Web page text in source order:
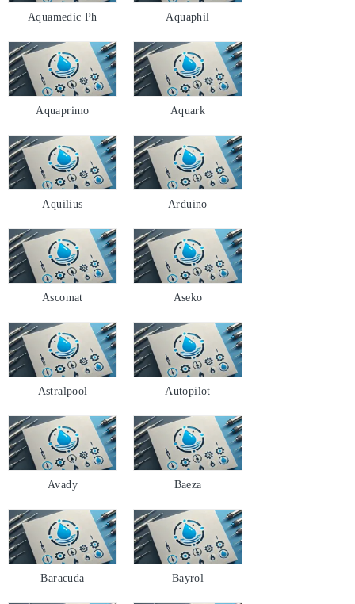
Aquamedic Ph Aquaphil
Aquaprimo Aquark
Aquilius Arduino
Ascomat Aseko
Astralpool Autopilot
Avady Baeza
Baracuda Bayrol